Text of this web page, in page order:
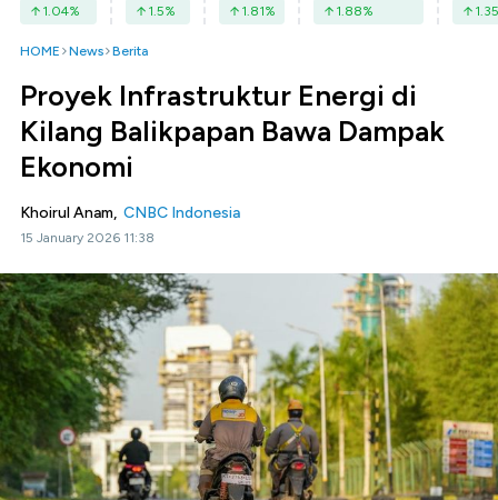
1.04% 1.5% 1.81% 1.88% 1.35
HOME News Berita
Proyek Infrastruktur Energi di
Kilang Balikpapan Bawa Dampak
Ekonomi
Khoirul Anam, CNBC Indonesia
15 January 2026 11:38